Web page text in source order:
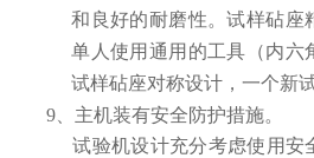
和良好的耐磨性。试样砧座
单人使用通用的工具（内六
试样砧座对称设计，一个新
9、主机装有安全防护措施。
试验机设计充分考虑使用安